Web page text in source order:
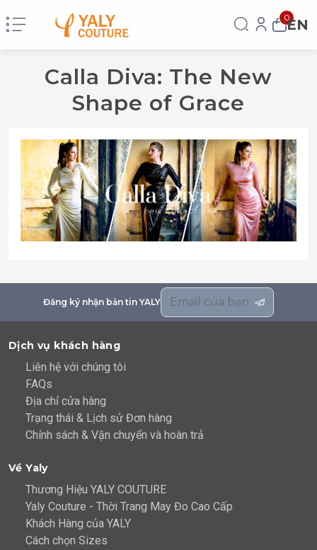
0EN
Calla Diva: The New
Shape of Grace
Đăng ký nhận bản tin YALY
Dịch vụ khách hàng
Liên hệ với chúng tôi
FAQs
Địa chỉ cửa hàng
Trạng thái & Lịch sử Đơn hàng
Chính sách & Vận chuyển và hoàn trả
Về Yaly
Thương Hiệu YALY COUTURE
Yaly Couture - Thời Trang May Đo Cao Cấp
Khách Hàng của YALY
Cách chọn Sizes